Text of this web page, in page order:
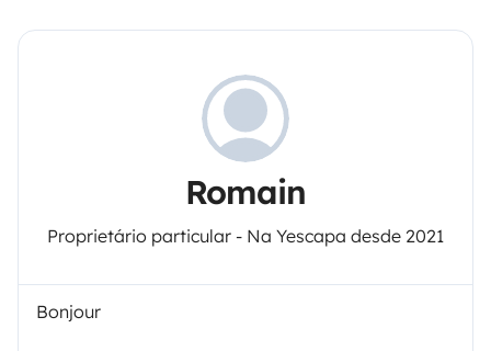
Romain
Proprietário particular - Na Yescapa desde 2021
Bonjour